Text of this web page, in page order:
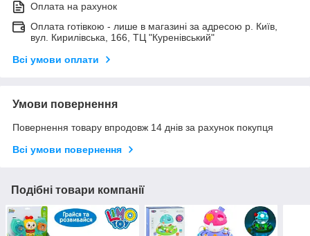
Оплата на рахунок
Оплата готівкою - лише в магазині за адресою р. Київ,
вул. Кирилівська, 166, ТЦ "Куренівський"
Всі умови оплати
Умови повернення
Повернення товару впродовж 14 днів за рахунок покупця
Всі умови повернення
Подібні товари компанії